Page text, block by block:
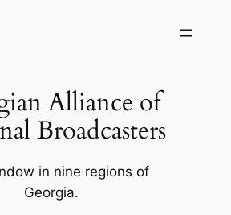
Alliance of
Broadcasters
in nine regions of
Georgia.